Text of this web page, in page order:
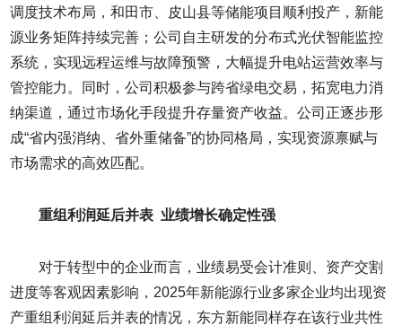
调度技术布局，和田市、皮山县等储能项目顺利投产，新能
源业务矩阵持续完善；公司自主研发的分布式光伏智能监控
系统，实现远程运维与故障预警，大幅提升电站运营效率与
管控能力。同时，公司积极参与跨省绿电交易，拓宽电力消
纳渠道，通过市场化手段提升存量资产收益。公司正逐步形
成“省内强消纳、省外重储备”的协同格局，实现资源禀赋与
市场需求的高效匹配。
重组利润延后并表 业绩增长确定性强
对于转型中的企业而言，业绩易受会计准则、资产交割
进度等客观因素影响，2025年新能源行业多家企业均出现资
产重组利润延后并表的情况，东方新能同样存在该行业共性